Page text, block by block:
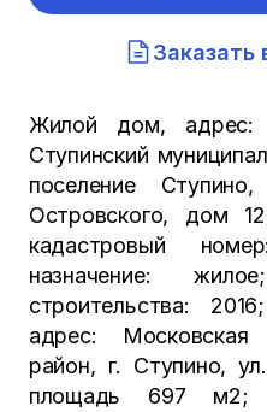
Заказать
Жилой дом, адрес:
Ступинский
поселение
Островского, дом
кадастровый
назначение:
строительства:
адрес: Московская
район, г. Ступино,
площадь 697 м2;